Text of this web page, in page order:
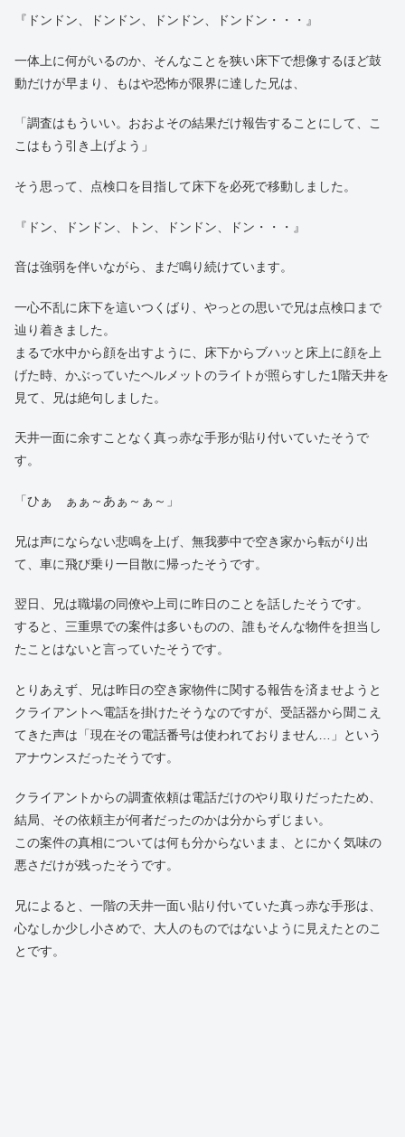
『ドンドン、ドンドン、ドンドン、ドンドン・・・』
一体上に何がいるのか、そんなことを狭い床下で想像するほど鼓
動だけが早まり、もはや恐怖が限界に達した兄は、
「調査はもういい。おおよその結果だけ報告することにして、こ
こはもう引き上げよう」
そう思って、点検口を目指して床下を必死で移動しました。
『ドン、ドンドン、トン、ドンドン、ドン・・・』
音は強弱を伴いながら、まだ鳴り続けています。
一心不乱に床下を這いつくばり、やっとの思いで兄は点検口まで
辿り着きました。
まるで水中から顔を出すように、床下からブハッと床上に顔を上
げた時、かぶっていたヘルメットのライトが照らすした1階天井を
見て、兄は絶句しました。
天井一面に余すことなく真っ赤な手形が貼り付いていたそうで
す。
「ひぁ ぁぁ～あぁ～ぁ～」
兄は声にならない悲鳴を上げ、無我夢中で空き家から転がり出
て、車に飛び乗り一目散に帰ったそうです。
翌日、兄は職場の同僚や上司に昨日のことを話したそうです。
すると、三重県での案件は多いものの、誰もそんな物件を担当し
たことはないと言っていたそうです。
とりあえず、兄は昨日の空き家物件に関する報告を済ませようと
クライアントへ電話を掛けたそうなのですが、受話器から聞こえ
てきた声は「現在その電話番号は使われておりません…」という
アナウンスだったそうです。
クライアントからの調査依頼は電話だけのやり取りだったため、
結局、その依頼主が何者だったのかは分からずじまい。
この案件の真相については何も分からないまま、とにかく気味の
悪さだけが残ったそうです。
兄によると、一階の天井一面い貼り付いていた真っ赤な手形は、
心なしか少し小さめで、大人のものではないように見えたとのこ
とです。